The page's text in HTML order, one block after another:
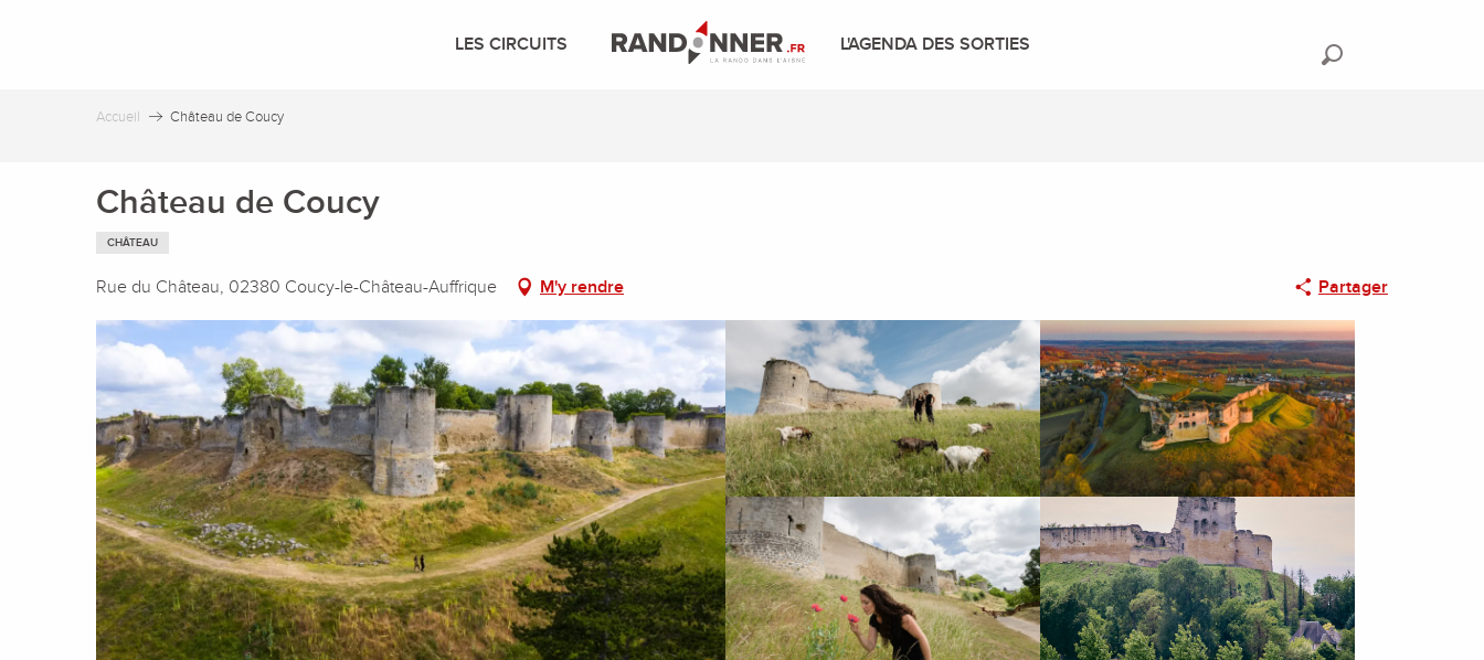
LES CIRCUITS L'AGENDA DES SORTIES
Accueil Château de Coucy
Château de Coucy
CHÂTEAU
Rue du Château, 02380 Coucy-le-Château-Auffrique M'y rendre Partager